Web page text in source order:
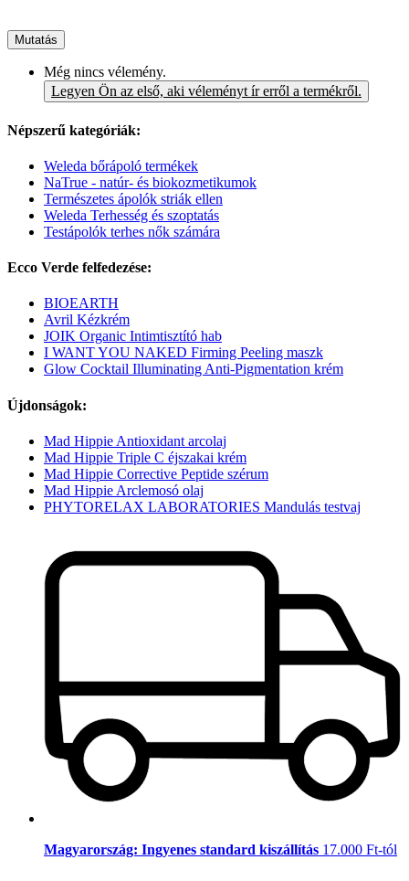
Mutatás
Még nincs vélemény.
Legyen Ön az első, aki véleményt ír erről a termékről.
Népszerű kategóriák:
Weleda bőrápoló termékek
NaTrue - natúr- és biokozmetikumok
Természetes ápolók striák ellen
Weleda Terhesség és szoptatás
Testápolók terhes nők számára
Ecco Verde felfedezése:
BIOEARTH
Avril Kézkrém
JOIK Organic Intimtisztító hab
I WANT YOU NAKED Firming Peeling maszk
Glow Cocktail Illuminating Anti-Pigmentation krém
Újdonságok:
Mad Hippie Antioxidant arcolaj
Mad Hippie Triple C éjszakai krém
Mad Hippie Corrective Peptide szérum
Mad Hippie Arclemosó olaj
PHYTORELAX LABORATORIES Mandulás testvaj
Magyarország: Ingyenes standard kiszállítás 17.000 Ft-tól